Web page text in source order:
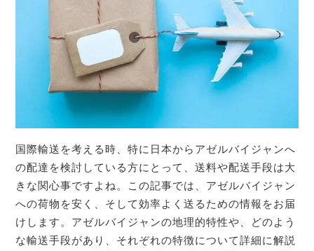
国際輸送を考える時、特に日本からアゼルバイジャンへ
の配達を検討している方にとって、送料や配送手段は大
きな関心事ですよね。この記事では、アゼルバイジャン
への荷物を安く、そして効率よく送るための情報をお届
けします。アゼルバイジャンの地理的特性や、どのよう
な輸送手段があり、それぞれの特徴について詳細に解説